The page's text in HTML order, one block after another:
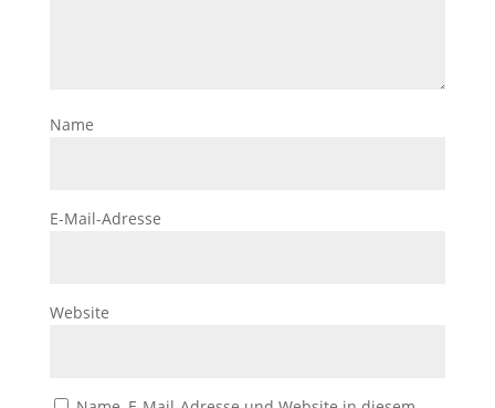
Name
E-Mail-Adresse
Website